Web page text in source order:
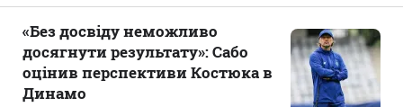
«Без досвіду неможливо
досягнути результату»: Сабо
оцінив перспективи Костюка в
Динамо